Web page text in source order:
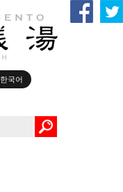
한국어